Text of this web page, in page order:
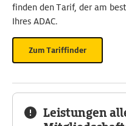
finden den Tarif, der am
Ihres ADAC.
Zum Tariffinder
Leistungen